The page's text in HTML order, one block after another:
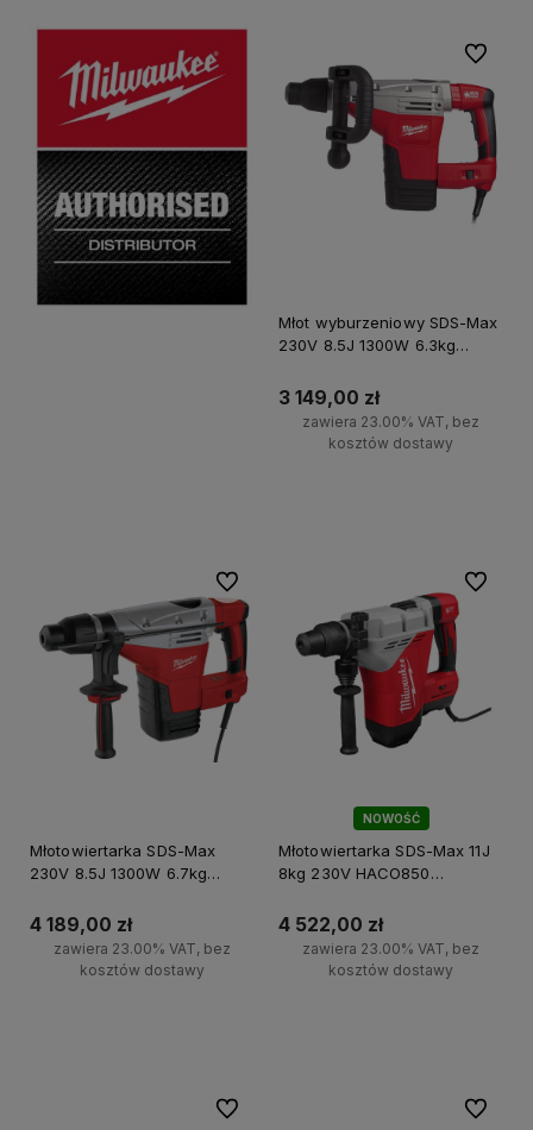
Młot wyburzeniowy SDS-Max
230V 8.5J 1300W 6.3kg
3 149,00 zł
zawiera 23.00% VAT, bez
kosztów dostawy
Do
Młotowiertarka SDS-Max
230V 8.5J 1300W 6.7kg
4 189,00 zł
zawiera 23.00% VAT, bez
kosztów dostawy
Do ulubionych
NOWOŚĆ
Młotowiertarka SDS-Max 11J
8kg 230V HACO850
4 522,00 zł
zawiera 23.00% VAT, bez
kosztów dostawy
Do
Do ulubionych Do